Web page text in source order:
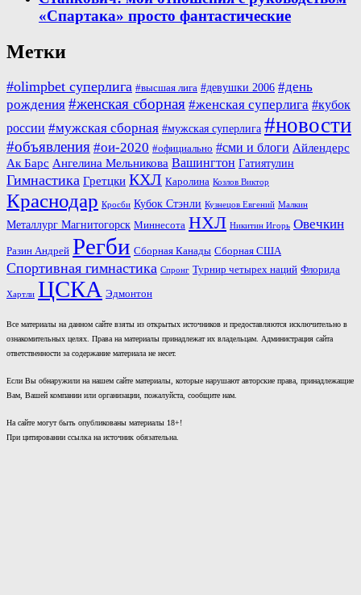
«Спартака» просто фантастические
Метки
#olimpbet суперлига #высшая лига #девушки 2006 #день
рождения #женская сборная #женская суперлига #кубок
россии #мужская сборная #мужская суперлига #новости
#объявления #ои-2020 #официально #сми и блоги Айлендерс
Ак Барс Ангелина Мельникова Вашингтон Гатиятулин
Гимнастика Гретцки КХЛ Каролина Козлов Виктор
Краснодар Кросби Кубок Стэнли Кузнецов Евгений Малкин
Металлург Магнитогорск Миннесота НХЛ Никитин Игорь Овечкин
Разин Андрей Регби Сборная Канады Сборная США
Спортивная гимнастика Спронг Турнир четырех наций Флорида
Хартли ЦСКА Эдмонтон
Все материалы на данном сайте взяты из открытых источников и предоставляются исключительно в
ознакомительных целях. Права на материалы принадлежат их владельцам. Администрация сайта
ответственности за содержание материала не несет.
Если Вы обнаружили на нашем сайте материалы, которые нарушают авторские права, принадлежащие
Вам, Вашей компании или организации, пожалуйста, сообщите нам.
На сайте могут быть опубликованы материалы 18+!
При цитировании ссылка на источник обязательна.